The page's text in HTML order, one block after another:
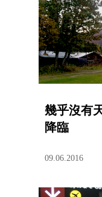
幾乎沒有
降臨
09.06.2016